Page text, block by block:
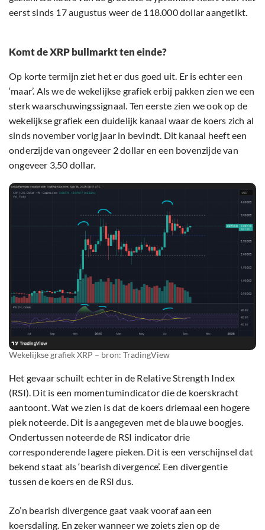
eerst sinds 17 augustus weer de 118.000 dollar aangetikt.
Komt de XRP bullmarkt ten einde?
Op korte termijn ziet het er dus goed uit. Er is echter een
‘maar’. Als we de wekelijkse grafiek erbij pakken zien we een
sterk waarschuwingssignaal. Ten eerste zien we ook op de
wekelijkse grafiek een duidelijk kanaal waar de koers zich al
sinds november vorig jaar in bevindt. Dit kanaal heeft een
onderzijde van ongeveer 2 dollar en een bovenzijde van
ongeveer 3,50 dollar.
Wekelijkse grafiek XRP – bron: TradingView
Het gevaar schuilt echter in de Relative Strength Index
(RSI). Dit is een momentumindicator die de koerskracht
aantoont. Wat we zien is dat de koers driemaal een hogere
piek noteerde. Dit is aangegeven met de blauwe boogjes.
Ondertussen noteerde de RSI indicator drie
corresponderende lagere pieken. Dit is een verschijnsel dat
bekend staat als ‘bearish divergence’. Een divergentie
tussen de koers en de RSI dus.
Zo’n bearish divergence gaat vaak vooraf aan een
koersdaling. En zeker wanneer we zoiets zien op de